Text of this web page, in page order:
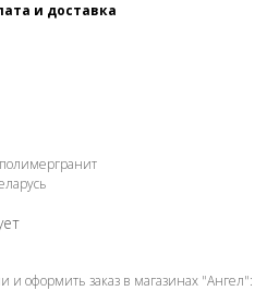
и доставка
и оформить заказ в магазинах "Ангел":